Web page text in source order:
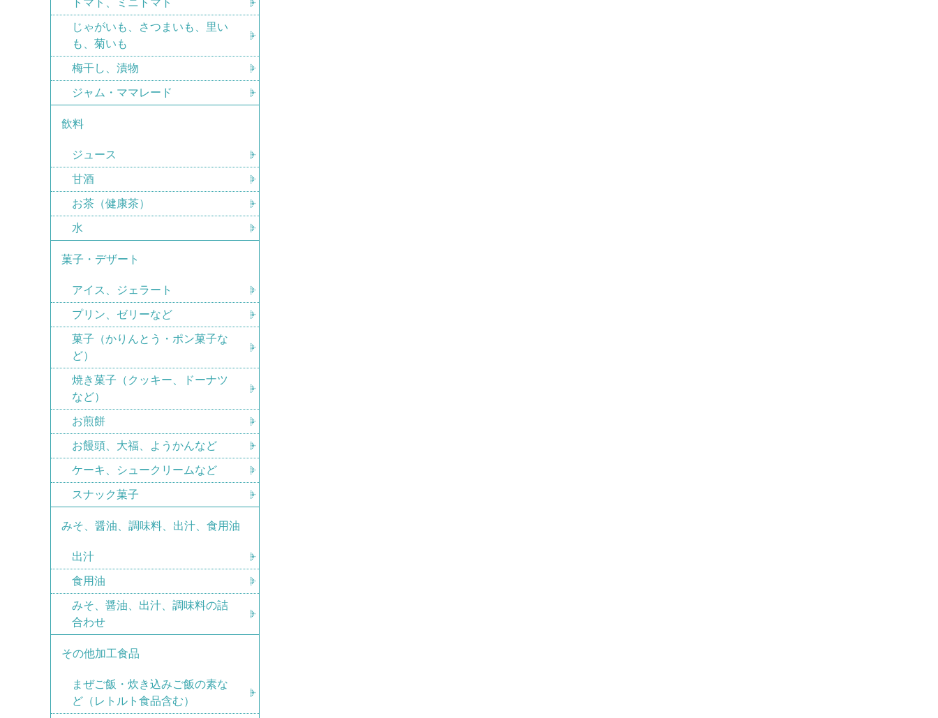
トマト、ミニトマト
じゃがいも、さつまいも、里い
も、菊いも
梅干し、漬物
ジャム・ママレード
飲料
ジュース
甘酒
お茶（健康茶）
水
菓子・デザート
アイス、ジェラート
プリン、ゼリーなど
菓子（かりんとう・ポン菓子な
ど）
焼き菓子（クッキー、ドーナツ
など）
お煎餅
お饅頭、大福、ようかんなど
ケーキ、シュークリームなど
スナック菓子
みそ、醤油、調味料、出汁、食用油
出汁
食用油
みそ、醤油、出汁、調味料の詰
合わせ
その他加工食品
まぜご飯・炊き込みご飯の素な
ど（レトルト食品含む）